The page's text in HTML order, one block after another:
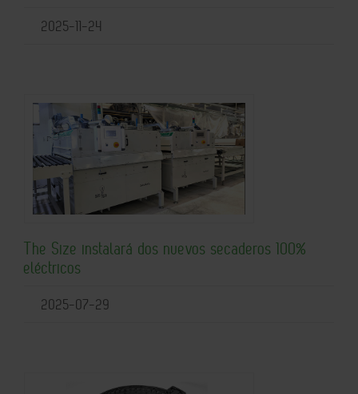
2025-11-24
The Size instalará dos nuevos secaderos 100%
eléctricos
2025-07-29